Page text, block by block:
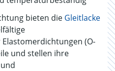
bieten die Gleitlacke
(O-
und stellen ihre